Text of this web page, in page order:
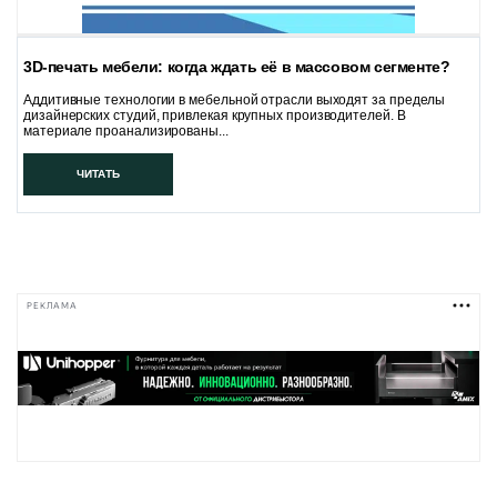
3D-печать мебели: когда ждать её в массовом сегменте?
Аддитивные технологии в мебельной отрасли выходят за пределы
дизайнерских студий, привлекая крупных производителей. В
материале проанализированы...
ЧИТАТЬ
РЕКЛАМА